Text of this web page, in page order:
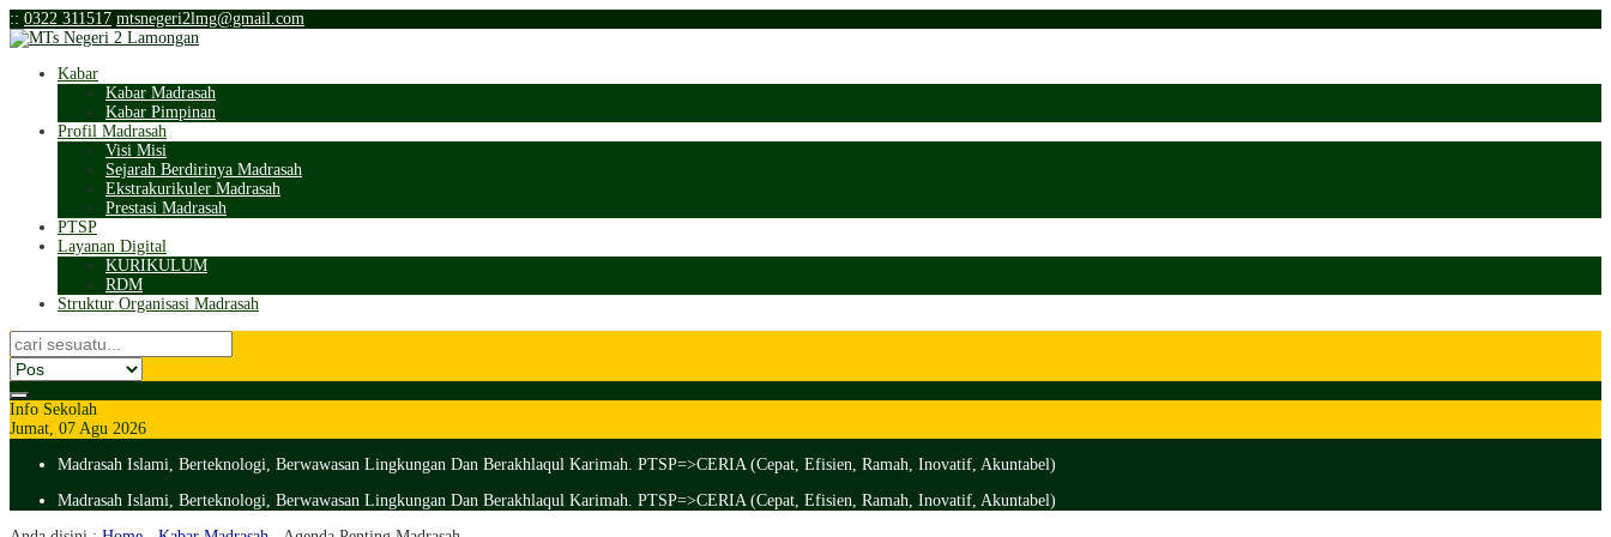
:: 0322 311517 mtsnegeri2lmg@gmail.com
Kabar
Kabar Madrasah
Kabar Pimpinan
Profil Madrasah
Visi Misi
Sejarah Berdirinya Madrasah
Ekstrakurikuler Madrasah
Prestasi Madrasah
PTSP
Layanan Digital
KURIKULUM
RDM
Struktur Organisasi Madrasah
Info Sekolah
Jumat, 07 Agu 2026
Madrasah Islami, Berteknologi, Berwawasan Lingkungan Dan Berakhlaqul Karimah. PTSP=>CERIA (Cepat, Efisien, Ramah, Inovatif, Akuntabel)
Madrasah Islami, Berteknologi, Berwawasan Lingkungan Dan Berakhlaqul Karimah. PTSP=>CERIA (Cepat, Efisien, Ramah, Inovatif, Akuntabel)